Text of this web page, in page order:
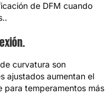
de DFM cuando
curvatura son
ajustados aumentan el
para temperamentos más